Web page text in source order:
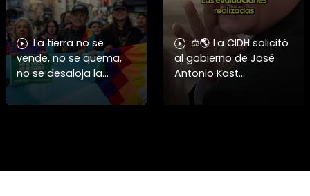
La tierra no se
vende, no se quema,
no se desaloja la
protesta en toda
#argentina contra la
⚖️🌎 La CIDH solicitó
al gobierno de José
Antonio Kast
información detallada
sobre cambios